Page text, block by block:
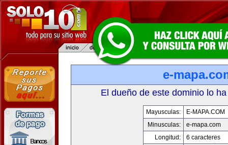
e-
El dueño de este dominio lo
Mayusculas:
E-MAPA.COM
Minusculas:
e-mapa.com
Longitud:
6 caracteres